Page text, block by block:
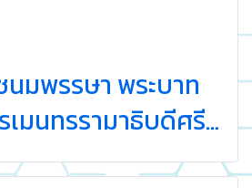
นมพรรษา พระบาท
เมนทรรามาธิบดีศรี
าลงกรณ พระวชิร